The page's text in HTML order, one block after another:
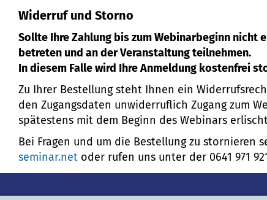
Widerruf und Storno
Sollte Ihre Zahlung bis zum Webinarbeginn nicht
betreten und an der Veranstaltung teilnehmen.
In diesem Falle wird Ihre Anmeldung kostenfrei
Zu Ihrer Bestellung steht Ihnen ein
den Zugangsdaten unwiderruflich Zugang zum
spätestens mit dem Beginn des Webinars
Bei Fragen und um die Bestellung zu stornieren
seminar.net oder rufen uns unter der 0641 971